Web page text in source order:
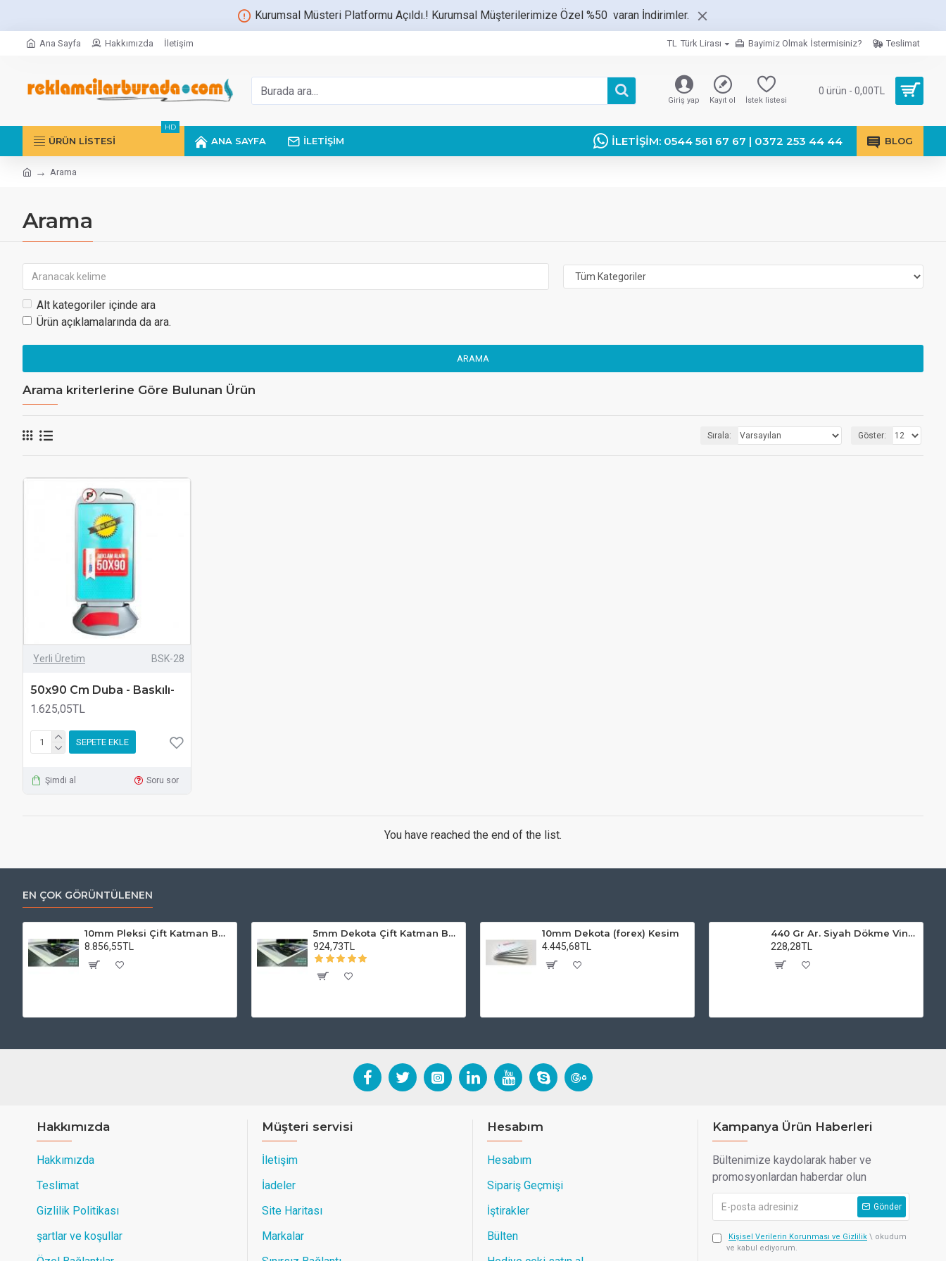
Kurumsal Müsteri Platformu Açıldı.! Kurumsal Müşterilerimize Özel %50 varan İndirimler.
Ana Sayfa Hakkımızda İletişim TL Türk Lirası Bayimiz Olmak İstermisiniz? Teslimat
Giriş yap Kayıt ol İstek listesi
0 ürün - 0,00TL
ÜRÜN LİSTESİ
HD
ANA SAYFA İLETIŞIM İLETIŞIM: 0544 561 67 67 | 0372 253 44 44 BLOG
Arama
Arama
Alt kategoriler içinde ara
Ürün açıklamalarında da ara.
ARAMA
Arama kriterlerine Göre Bulunan Ürün
Sırala: Göster:
Yerli Üretim BSK-28
50x90 Cm Duba - Baskılı-
1.625,05TL
SEPETE EKLE
Şimdi al Soru sor
You have reached the end of the list.
EN ÇOK GÖRÜNTÜLENEN
10mm Pleksi Çift Katman Baskı
8.856,55TL
5mm Dekota Çift Katman Baskı
924,73TL
10mm Dekota (forex) Kesim
4.445,68TL
440 Gr Ar. Siyah Dökme Vinil Baskı
228,28TL
Hakkımızda
Hakkımızda
Teslimat
Gizlilik Politikası
şartlar ve koşullar
Müşteri servisi
İletişim
İadeler
Site Haritası
Markalar
Hesabım
Hesabım
Sipariş Geçmişi
İştirakler
Bülten
Kampanya Ürün Haberleri
Bültenimize kaydolarak haber ve
promosyonlardan haberdar olun
Gönder
Kişisel Verilerin Korunması ve Gizlilik \ okudum
ve kabul ediyorum.